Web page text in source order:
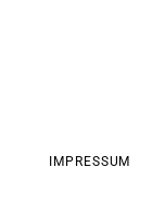
IMPRESSUM